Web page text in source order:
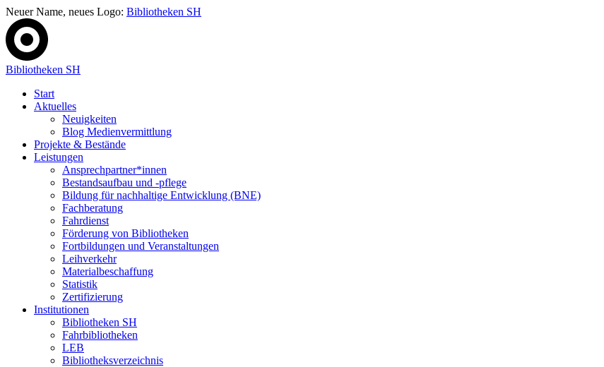
Neuer Name, neues Logo: Bibliotheken SH
Bibliotheken SH
Start
Aktuelles
Neuigkeiten
Blog Medienvermittlung
Projekte & Bestände
Leistungen
Ansprechpartner*innen
Bestandsaufbau und -pflege
Bildung für nachhaltige Entwicklung (BNE)
Fachberatung
Fahrdienst
Förderung von Bibliotheken
Fortbildungen und Veranstaltungen
Leihverkehr
Materialbeschaffung
Statistik
Zertifizierung
Institutionen
Bibliotheken SH
Fahrbibliotheken
LEB
Bibliotheksverzeichnis